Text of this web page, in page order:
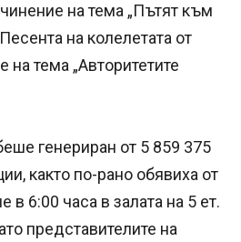
на тема „Пътят към
на колелетата от
тема „Авторитетите
генериран от 5 859 375
както по-рано обявиха от
6:00 часа в залата на 5 ет.
представителите на